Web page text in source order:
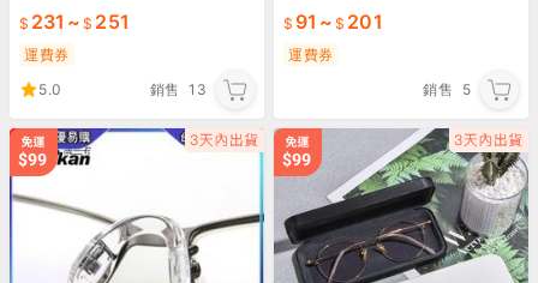
231 ~ 251
運費券
5.0
銷售 13
91 ~ 201
運費券
銷售
5